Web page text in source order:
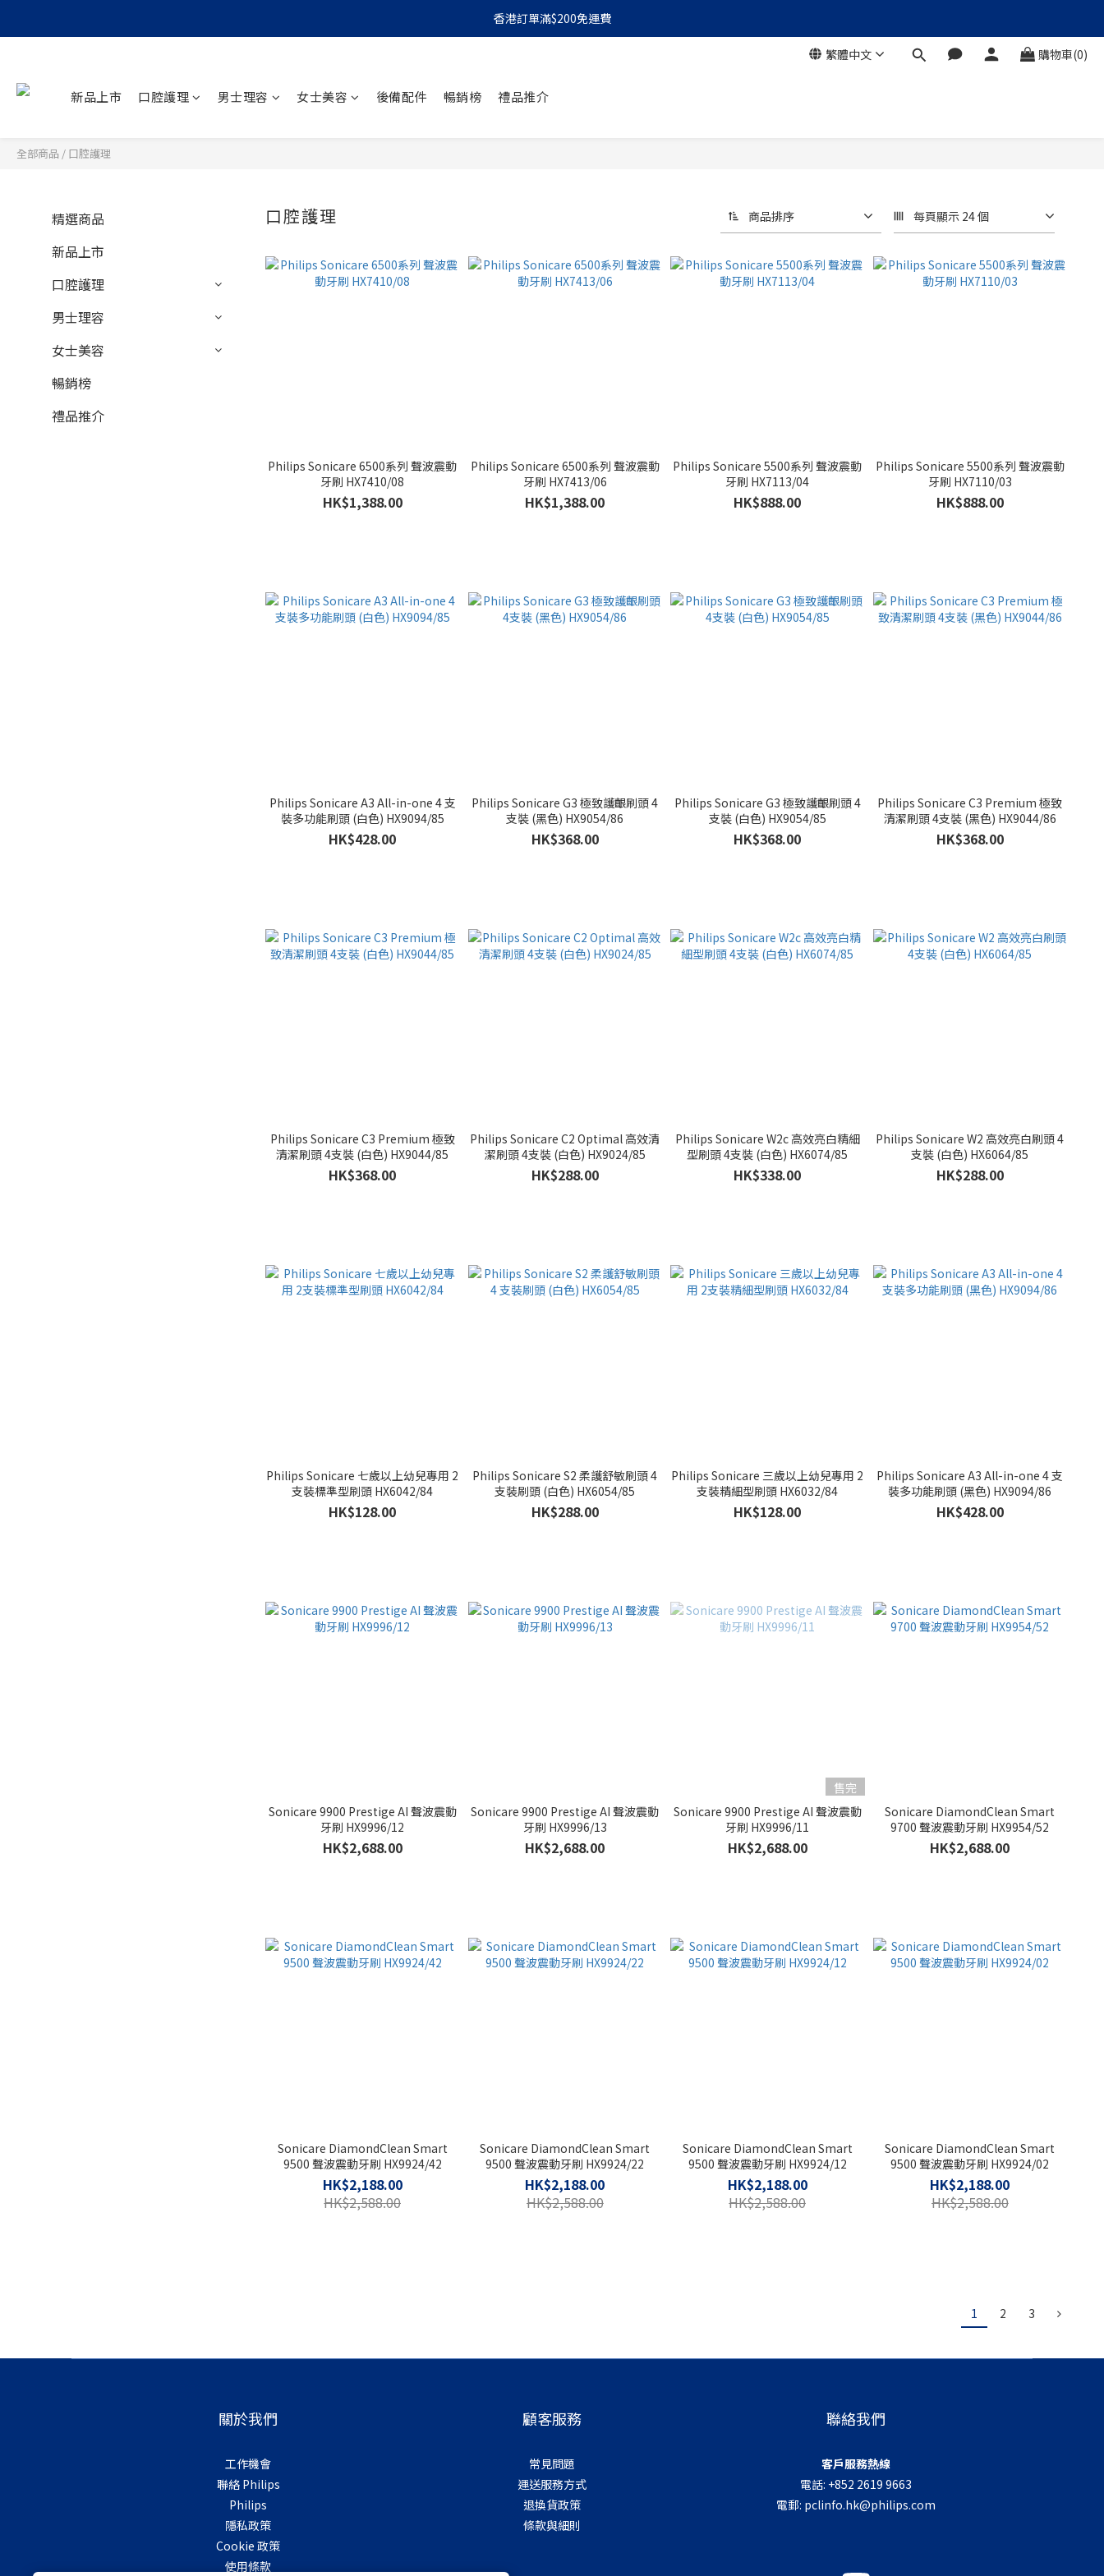
香港訂單滿$200免運費
繁體中文 購物車(0)
新品上市 口腔護理 男士理容 女士美容 後備配件 暢銷榜 禮品推介
全部商品 / 口腔護理
精選商品
新品上市
口腔護理
男士理容
女士美容
暢銷榜
禮品推介
口腔護理 商品排序 每頁顯示 24 個
Philips Sonicare 6500系列 聲波震動
牙刷 HX7410/08
HK$1,388.00
Philips Sonicare 6500系列 聲波震動
牙刷 HX7413/06
HK$1,388.00
Philips Sonicare 5500系列 聲波震動
牙刷 HX7113/04
HK$888.00
Philips Sonicare 5500系列 聲波震動
牙刷 HX7110/03
HK$888.00
Philips Sonicare A3 All-in-one 4 支
裝多功能刷頭 (白色) HX9094/85
HK$428.00
Philips Sonicare G3 極致護齦刷頭 4
支裝 (黑色) HX9054/86
HK$368.00
Philips Sonicare G3 極致護齦刷頭 4
支裝 (白色) HX9054/85
HK$368.00
Philips Sonicare C3 Premium 極致
清潔刷頭 4支裝 (黑色) HX9044/86
HK$368.00
Philips Sonicare C3 Premium 極致
清潔刷頭 4支裝 (白色) HX9044/85
HK$368.00
Philips Sonicare C2 Optimal 高效清
潔刷頭 4支裝 (白色) HX9024/85
HK$288.00
Philips Sonicare W2c 高效亮白精細
型刷頭 4支裝 (白色) HX6074/85
HK$338.00
Philips Sonicare W2 高效亮白刷頭 4
支裝 (白色) HX6064/85
HK$288.00
Philips Sonicare 七歲以上幼兒專用 2
支裝標準型刷頭 HX6042/84
HK$128.00
Philips Sonicare S2 柔護舒敏刷頭 4
支裝刷頭 (白色) HX6054/85
HK$288.00
Philips Sonicare 三歲以上幼兒專用 2
支裝精細型刷頭 HX6032/84
HK$128.00
Philips Sonicare A3 All-in-one 4 支
裝多功能刷頭 (黑色) HX9094/86
HK$428.00
Sonicare 9900 Prestige AI 聲波震動
牙刷 HX9996/12
HK$2,688.00
Sonicare 9900 Prestige AI 聲波震動
牙刷 HX9996/13
HK$2,688.00
售完
Sonicare 9900 Prestige AI 聲波震動
牙刷 HX9996/11
HK$2,688.00
Sonicare DiamondClean Smart
9700 聲波震動牙刷 HX9954/52
HK$2,688.00
Sonicare DiamondClean Smart
9500 聲波震動牙刷 HX9924/42
HK$2,188.00
HK$2,588.00
Sonicare DiamondClean Smart
9500 聲波震動牙刷 HX9924/22
HK$2,188.00
HK$2,588.00
Sonicare DiamondClean Smart
9500 聲波震動牙刷 HX9924/12
HK$2,188.00
HK$2,588.00
Sonicare DiamondClean Smart
9500 聲波震動牙刷 HX9924/02
HK$2,188.00
HK$2,588.00
1 2 3
關於我們
工作機會
聯絡 Philips
Philips
隱私政策
Cookie 政策
使用條款
顧客服務
常見問題
運送服務方式
退換貨政策
條款與細則
聯絡我們
客戶服務熱線
電話: +852 2619 9663
電郵: pclinfo.hk@philips.com